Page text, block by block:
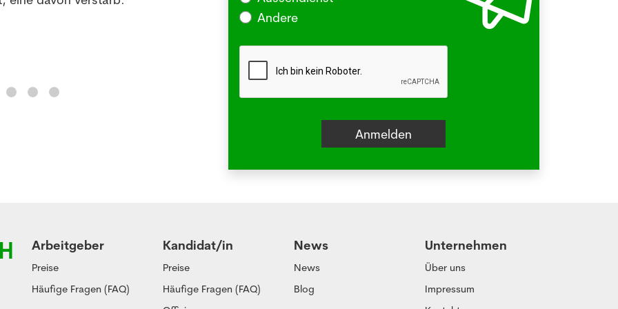
Andere
Arbeitgeber
Preise
Häufige Fragen (FAQ)
Kandidat/in
Preise
Häufige Fragen (FAQ)
News
News
Blog
Unternehmen
Über uns
Impressum